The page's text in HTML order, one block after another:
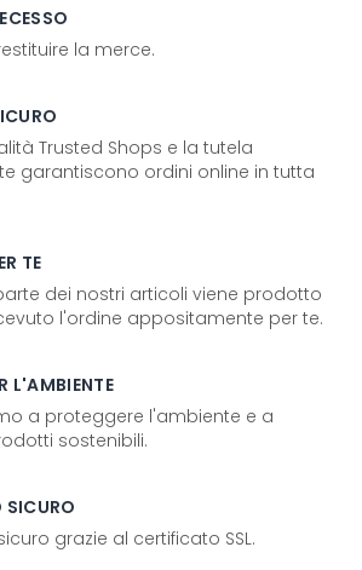
la merce.
Trusted Shops e la tutela
garantiscono ordini online in tutta
TE
dei nostri articoli viene prodotto
l'ordine appositamente per te.
L'AMBIENTE
a proteggere l'ambiente e a
sostenibili.
SICURO
grazie al certificato SSL.